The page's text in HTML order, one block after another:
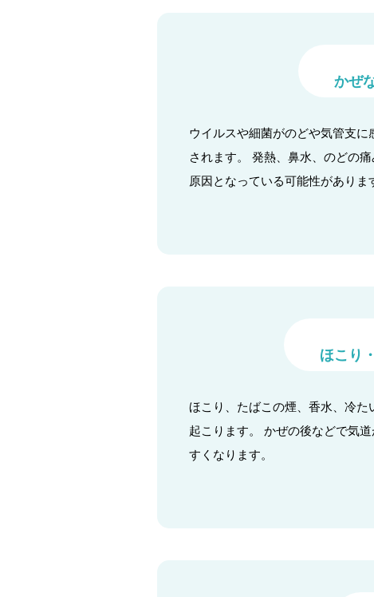
かぜ
ウイルスや細菌がのどや気管支
されます。 発熱、鼻水、のどの
原因となっている可能性がありま
ほこり
ほこり、たばこの煙、香水、冷
起こります。 かぜの後などで気
すくなります。